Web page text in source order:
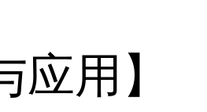
应用】